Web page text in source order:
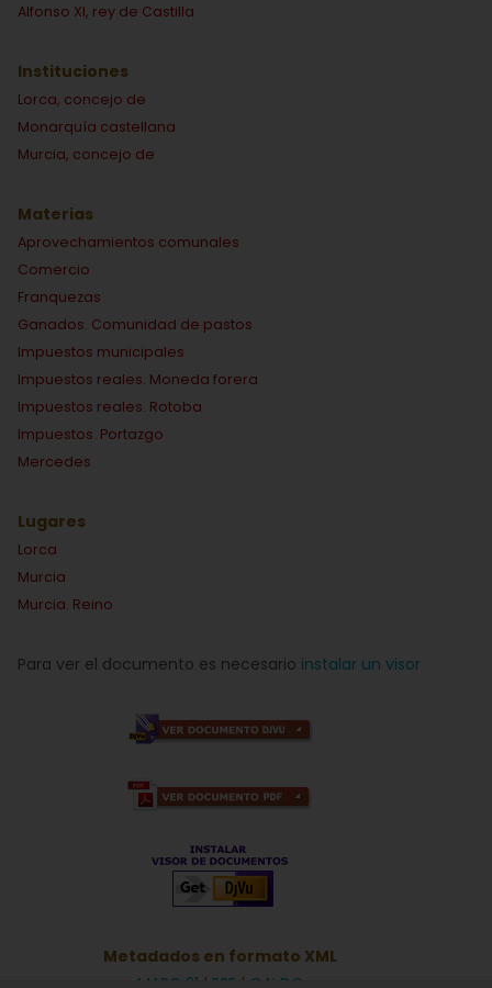
Para ver el documento es necesario instalar un visor
Metadados en formato XML
MARC 21 | ESE | OAI DC
Alfonso XI, rey de Castilla
Instituciones
Lorca, concejo de
Monarquía castellana
Murcia, concejo de
Materias
Aprovechamientos comunales
Comercio
Franquezas
Ganados. Comunidad de pastos
Impuestos municipales
Impuestos reales. Moneda forera
Impuestos reales. Rotoba
Impuestos. Portazgo
Mercedes
Lugares
Lorca
Murcia
Murcia. Reino